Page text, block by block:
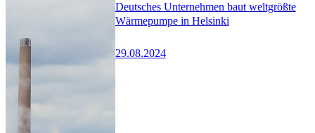
Deutsches Unternehmen baut weltgrößte
Wärmepumpe in Helsinki
29.08.2024